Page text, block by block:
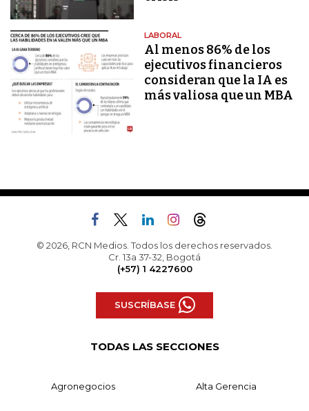
LABORAL
Al menos 86% de los
ejecutivos financieros
consideran que la IA es
más valiosa que un MBA
© 2026, RCN Medios. Todos los derechos reservados.
Cr. 13a 37-32, Bogotá
(+57) 1 4227600
SUSCRÍBASE
TODAS LAS SECCIONES
Agronegocios Alta Gerencia